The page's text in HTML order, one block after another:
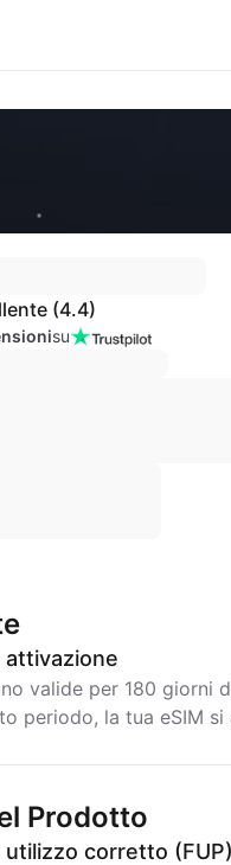
(4.4)
su
attivazione
valide per 180 giorni
periodo, la tua eSIM
Prodotto
utilizzo corretto (FUP)